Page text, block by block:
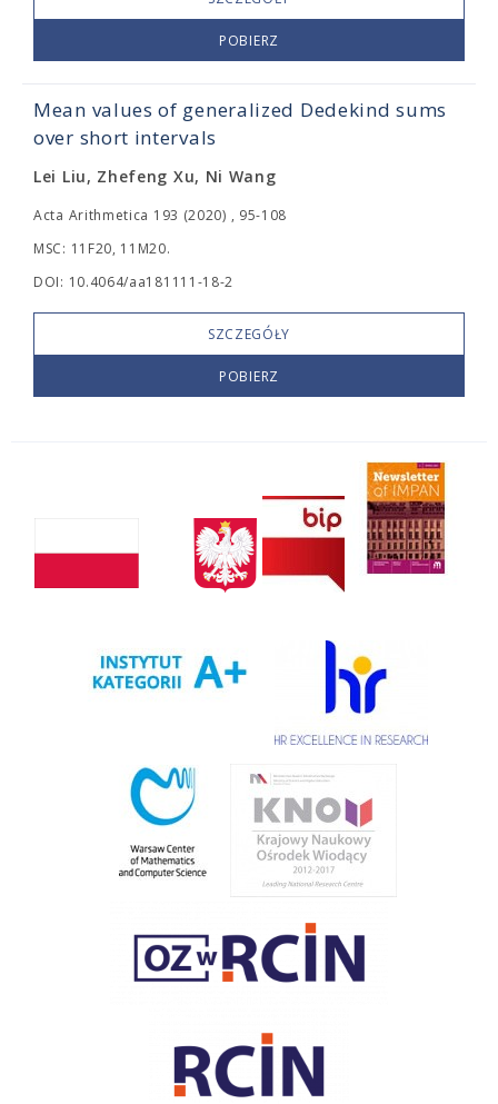
POBIERZ
Mean values of generalized Dedekind sums
over short intervals
Lei Liu, Zhefeng Xu, Ni Wang
Acta Arithmetica 193 (2020) , 95-108
MSC: 11F20, 11M20.
DOI: 10.4064/aa181111-18-2
SZCZEGÓŁY
POBIERZ